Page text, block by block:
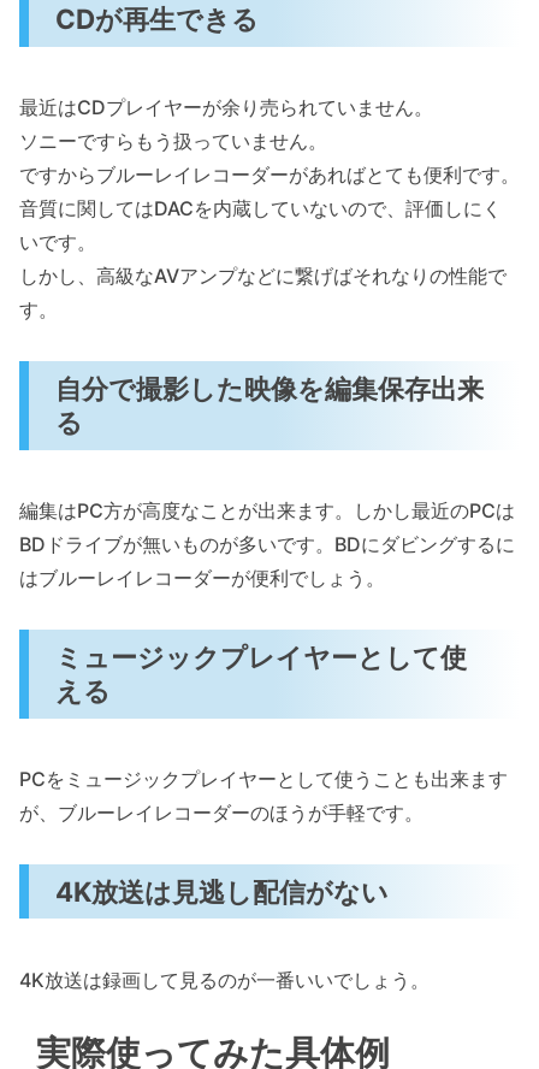
CDが再生できる
最近はCDプレイヤーが余り売られていません。
ソニーですらもう扱っていません。
ですからブルーレイレコーダーがあればとても便利です。
音質に関してはDACを内蔵していないので、評価しにく
いです。
しかし、高級なAVアンプなどに繋げばそれなりの性能で
す。
自分で撮影した映像を編集保存出来
る
編集はPC方が高度なことが出来ます。しかし最近のPCは
BDドライブが無いものが多いです。BDにダビングするに
はブルーレイレコーダーが便利でしょう。
ミュージックプレイヤーとして使
える
PCをミュージックプレイヤーとして使うことも出来ます
が、ブルーレイレコーダーのほうが手軽です。
4K放送は見逃し配信がない
4K放送は録画して見るのが一番いいでしょう。
実際使ってみた具体例